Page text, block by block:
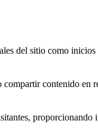
del sitio como
contenido en